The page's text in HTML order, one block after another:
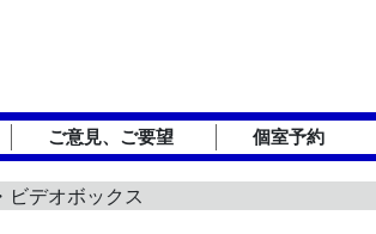
ご意見、ご要望 個室予約
デオボックス